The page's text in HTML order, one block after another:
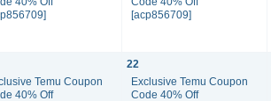
[acp856709]
Temu Coupon
40% Off
22
Exclusive Temu Coupon
Code 40% Off